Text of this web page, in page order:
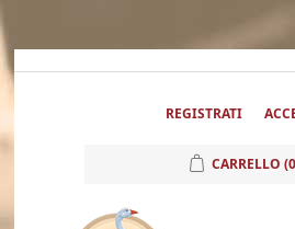
REGISTRATI
CARRELLO